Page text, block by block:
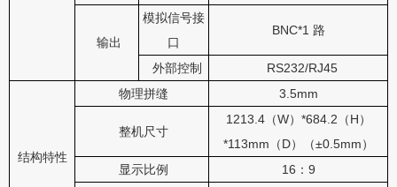
输出
模拟信号接
口
BNC*1 路
外部控制 RS232/RJ45
结构特性
物理拼缝 3.5mm
整机尺寸
1213.4（W）*684.2（H）
*113mm（D）（±0.5mm）
显示比例
16：9